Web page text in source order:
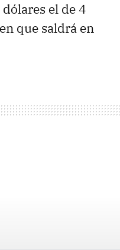
el de 4
que saldrá en